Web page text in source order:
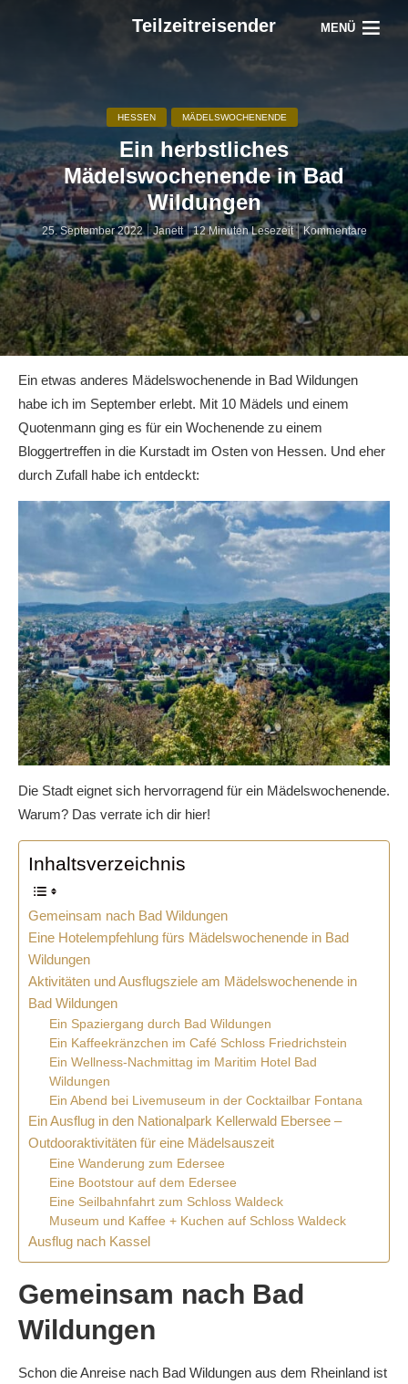
Teilzeitreisender MENÜ
HESSEN MÄDELSWOCHENENDE
Ein herbstliches
Mädelswochenende in Bad
Wildungen
25. September 2022 Janett 12 Minuten Lesezeit Kommentare
Ein etwas anderes Mädelswochenende in Bad Wildungen
habe ich im September erlebt. Mit 10 Mädels und einem
Quotenmann ging es für ein Wochenende zu einem
Bloggertreffen in die Kurstadt im Osten von Hessen. Und eher
durch Zufall habe ich entdeckt:
Die Stadt eignet sich hervorragend für ein Mädelswochenende.
Warum? Das verrate ich dir hier!
Inhaltsverzeichnis
Gemeinsam nach Bad Wildungen
Eine Hotelempfehlung fürs Mädelswochenende in Bad
Wildungen
Aktivitäten und Ausflugsziele am Mädelswochenende in
Bad Wildungen
Ein Spaziergang durch Bad Wildungen
Ein Kaffeekränzchen im Café Schloss Friedrichstein
Ein Wellness-Nachmittag im Maritim Hotel Bad
Wildungen
Ein Abend bei Livemuseum in der Cocktailbar Fontana
Ein Ausflug in den Nationalpark Kellerwald Ebersee –
Outdooraktivitäten für eine Mädelsauszeit
Eine Wanderung zum Edersee
Eine Bootstour auf dem Edersee
Eine Seilbahnfahrt zum Schloss Waldeck
Museum und Kaffee + Kuchen auf Schloss Waldeck
Ausflug nach Kassel
Gemeinsam nach Bad
Wildungen
Schon die Anreise nach Bad Wildungen aus dem Rheinland ist